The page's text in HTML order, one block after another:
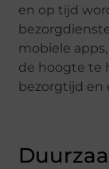
en op tijd
mobiele
de hoogte te
bezorgtijd en